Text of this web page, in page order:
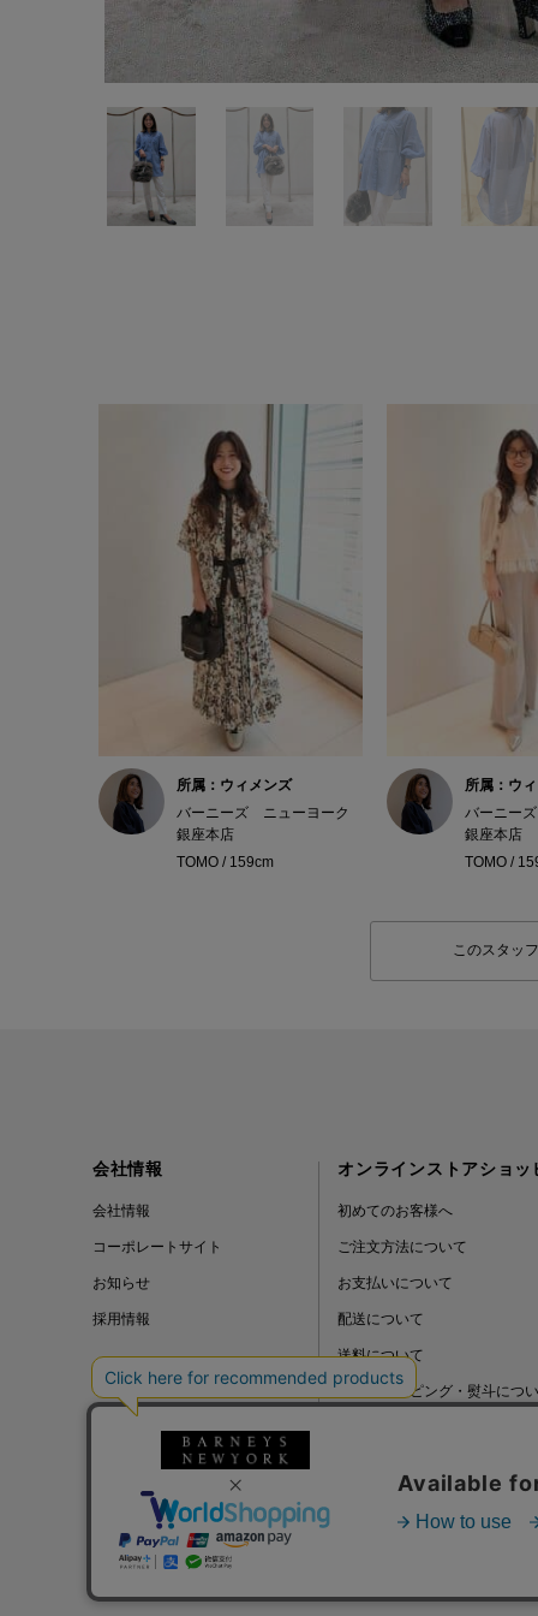
所属：ウィメンズ
バーニーズ ニューヨーク
銀座本店
TOMO / 159cm
所属：ウ
バーニー
銀座本店
TOMO /
このスタッ
会社情報
会社情報
コーポレートサイト
お知らせ
採用情報
オンラインストアショッ
初めてのお客様へ
ご注文方法について
お支払いについて
配送について
送料について
ギフトラッピング・熨斗につ